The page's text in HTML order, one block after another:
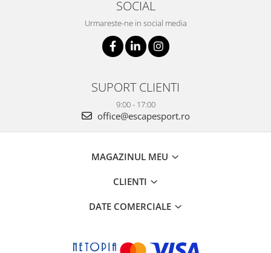
SOCIAL
Urmareste-ne in social media
SUPORT CLIENTI
9:00 - 17:00
office@escapesport.ro
MAGAZINUL MEU
CLIENTI
DATE COMERCIALE